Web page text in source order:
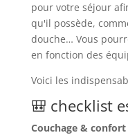
pour votre séjour
qu'il possède,
douche… Vous
en fonction des
Voici les
🎒 checklist
Couchage & confort